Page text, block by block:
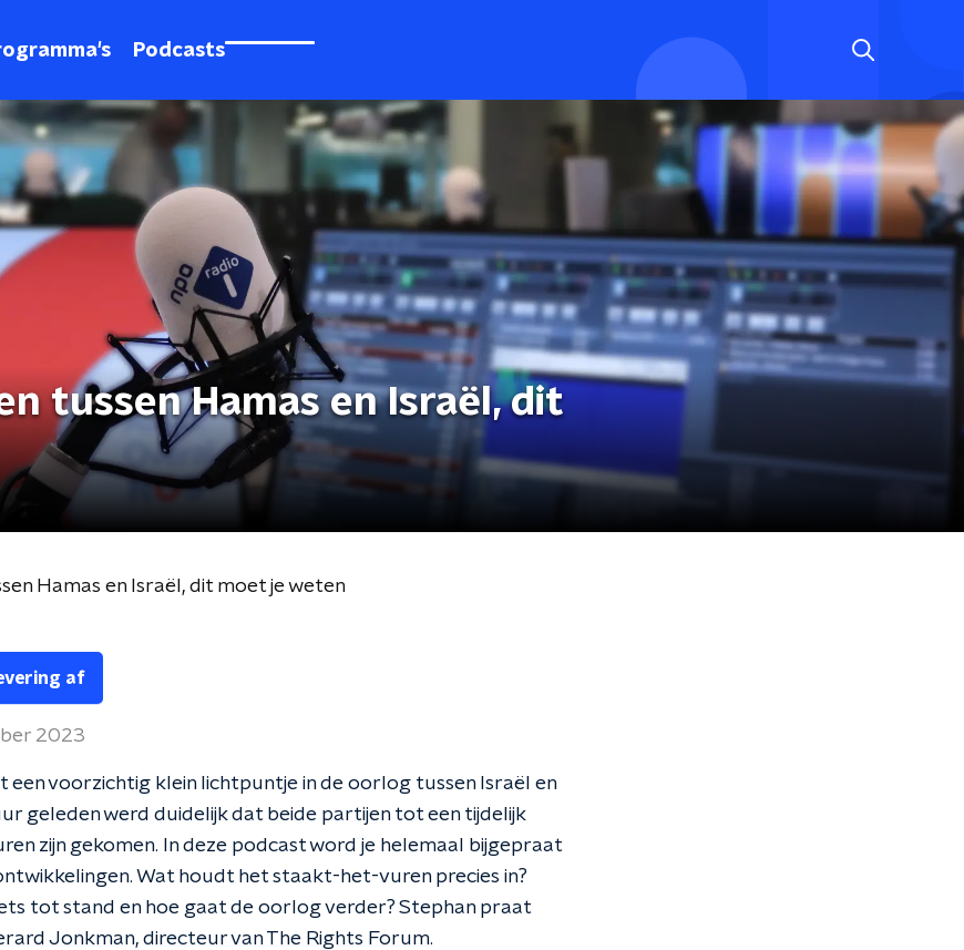
Podcasts
tussen Hamas en Israël, dit
Hamas en Israël, dit moet je weten
af
2023
een voorzichtig klein lichtpuntje in de oorlog tussen Israël en
geleden werd duidelijk dat beide partijen tot een tijdelijk
zijn gekomen. In deze podcast word je helemaal bijgepraat
Wat houdt het staakt-het-vuren precies in?
tot stand en hoe gaat de oorlog verder? Stephan praat
Jonkman, directeur van The Rights Forum.